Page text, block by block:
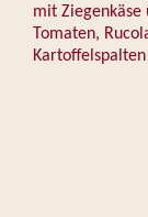
mit Ziegenkäse
Tomaten,